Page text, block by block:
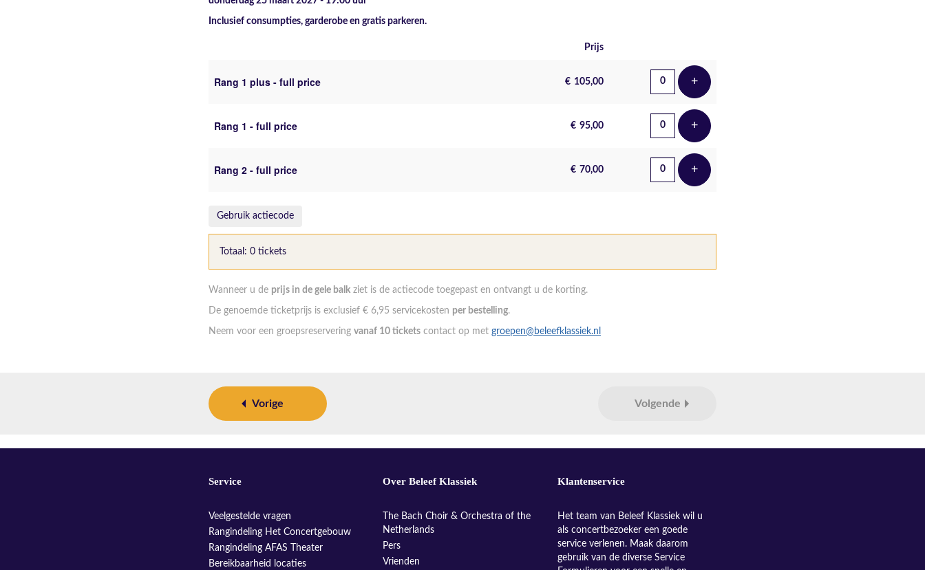
Inclusief consumpties, garderobe en gratis parkeren.
Prijs
Rang 1 plus - full price € 105,00 +Voeg ticket toe
Rang 1 - full price € 95,00 +Voeg ticket toe
Rang 2 - full price € 70,00 +Voeg ticket toe
Gebruik actiecode
Totaal: 0 tickets
Wanneer u de prijs in de gele balk ziet is de actiecode toegepast en ontvangt u de korting.
De genoemde ticketprijs is exclusief € 6,95 servicekosten per bestelling.
Neem voor een groepsreservering vanaf 10 tickets contact op met groepen@beleefklassiek.nl
Vorige Volgende
Service
Veelgestelde vragen
Rangindeling Het Concertgebouw
Rangindeling AFAS Theater
Bereikbaarheid locaties
Over Beleef Klassiek
The Bach Choir & Orchestra of the
Netherlands
Pers
Vrienden
Klantenservice
Het team van Beleef Klassiek wil u
als concertbezoeker een goede
service verlenen. Maak daarom
gebruik van de diverse Service